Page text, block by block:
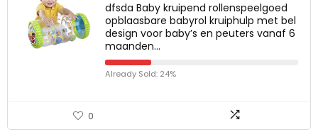
dfsda Baby kruipend rollenspeelgoed
opblaasbare babyrol kruiphulp met bel
design voor baby’s en peuters vanaf 6
maanden…
Already Sold: 24%
0